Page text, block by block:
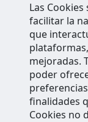
Las
facilitar la
que
mejoradas.
poder
finalidades
Cookies no